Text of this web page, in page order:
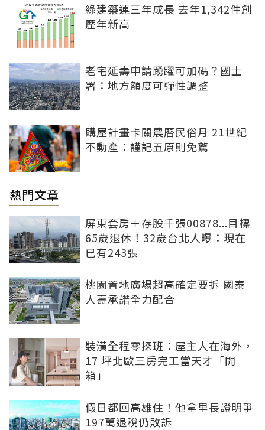
綠建築連三年成長 去年1,342件創
歷年新高
老宅延壽申請踴躍可加碼？國土
署：地方額度可彈性調整
購屋計畫卡關農曆民俗月 21世紀
不動產：謹記五原則免驚
熱門文章
屏東套房＋存股千張00878...目標
65歲退休！32歲台北人曝：現在
已有243張
桃園置地廣場超高確定要拆 國泰
人壽承諾全力配合
裝潢全程零探班：屋主人在海外，
17 坪北歐三房完工當天才「開
箱」
假日都回高雄住！他拿里長證明爭
197萬退稅仍敗訴